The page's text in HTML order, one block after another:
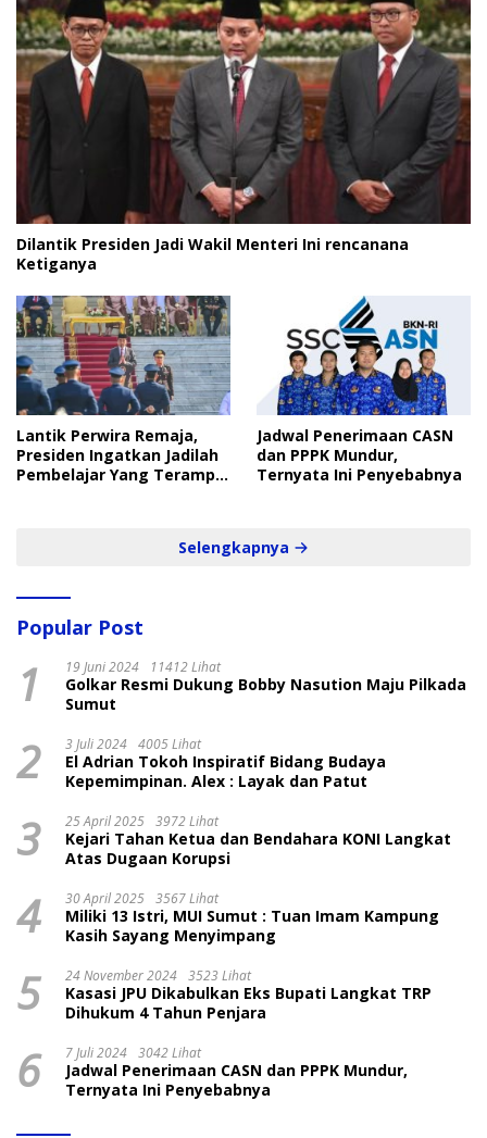
Dilantik Presiden Jadi Wakil Menteri Ini rencanana
Ketiganya
Lantik Perwira Remaja,
Presiden Ingatkan Jadilah
Pembelajar Yang Terampil
Jadwal Penerimaan CASN
dan PPPK Mundur,
Ternyata Ini Penyebabnya
Selengkapnya
Popular Post
1 19 Juni 2024 11412 Lihat
Golkar Resmi Dukung Bobby Nasution Maju Pilkada
Sumut
2 3 Juli 2024 4005 Lihat
El Adrian Tokoh Inspiratif Bidang Budaya
Kepemimpinan. Alex : Layak dan Patut
3 25 April 2025 3972 Lihat
Kejari Tahan Ketua dan Bendahara KONI Langkat
Atas Dugaan Korupsi
4 30 April 2025 3567 Lihat
Miliki 13 Istri, MUI Sumut : Tuan Imam Kampung
Kasih Sayang Menyimpang
5 24 November 2024 3523 Lihat
Kasasi JPU Dikabulkan Eks Bupati Langkat TRP
Dihukum 4 Tahun Penjara
6 7 Juli 2024 3042 Lihat
Jadwal Penerimaan CASN dan PPPK Mundur,
Ternyata Ini Penyebabnya